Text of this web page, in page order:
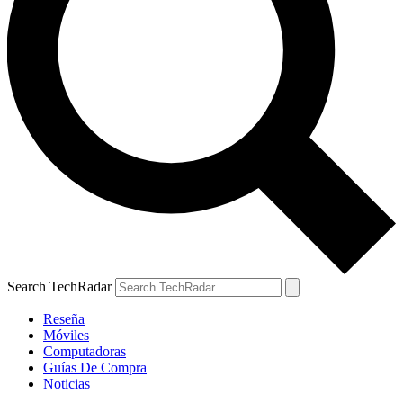
Search TechRadar
Reseña
Móviles
Computadoras
Guías De Compra
Noticias